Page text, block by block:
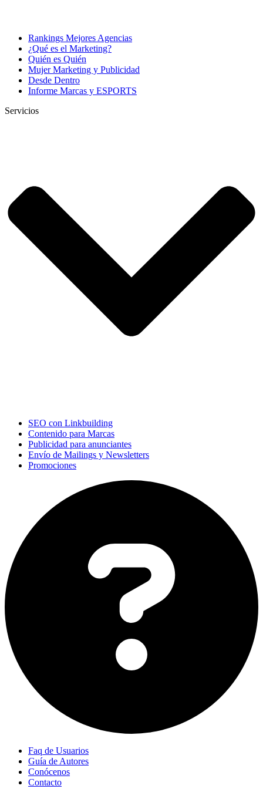
Rankings Mejores Agencias
¿Qué es el Marketing?
Quién es Quién
Mujer Marketing y Publicidad
Desde Dentro
Informe Marcas y ESPORTS
Servicios
SEO con Linkbuilding
Contenido para Marcas
Publicidad para anunciantes
Envío de Mailings y Newsletters
Promociones
Faq de Usuarios
Guía de Autores
Conócenos
Contacto